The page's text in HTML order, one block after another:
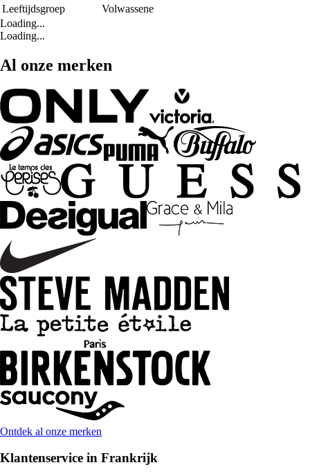
Leeftijdsgroep
Volwassene
Loading...
Loading...
Al onze merken
Ontdek al onze merken
Klantenservice in Frankrijk